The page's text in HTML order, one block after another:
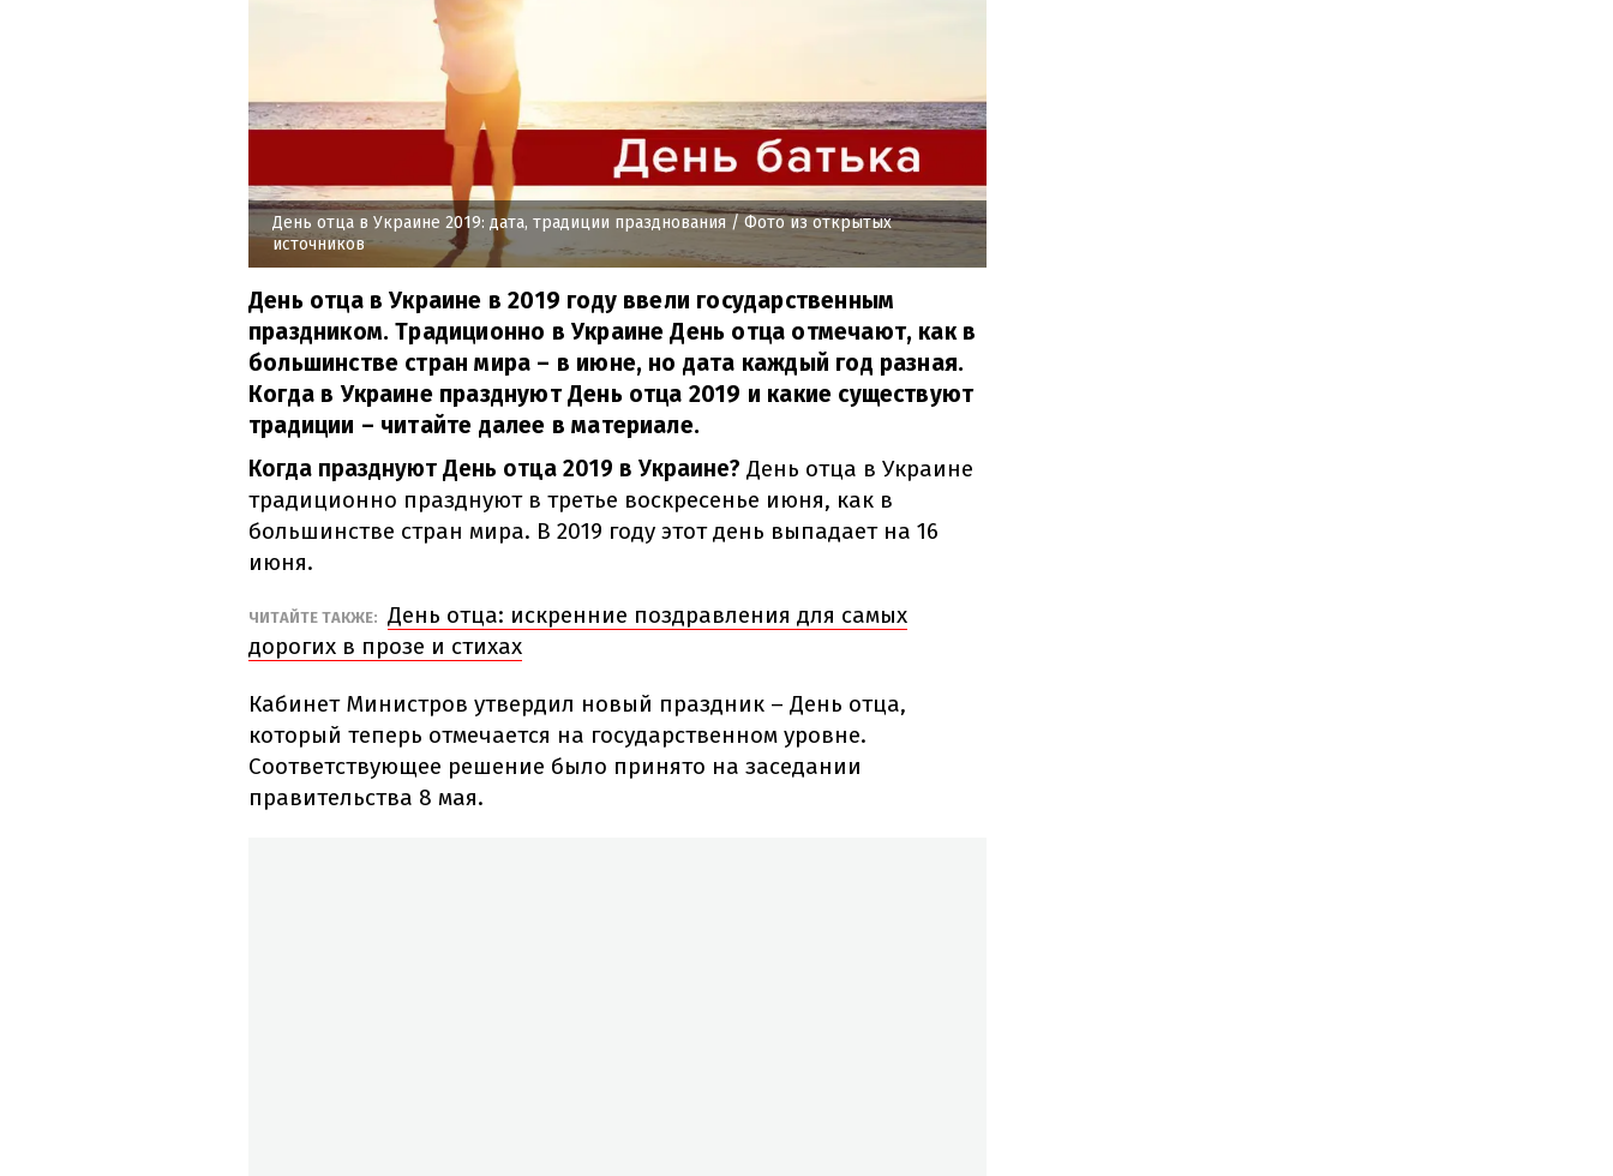
День отца в Украине 2019: дата, традиции празднования / Фото из открытых
источников
День отца в Украине в 2019 году ввели государственным
праздником. Традиционно в Украине День отца отмечают, как в
большинстве стран мира – в июне, но дата каждый год разная.
Когда в Украине празднуют День отца 2019 и какие существуют
традиции – читайте далее в материале.
Когда празднуют День отца 2019 в Украине? День отца в Украине
традиционно празднуют в третье воскресенье июня, как в
большинстве стран мира. В 2019 году этот день выпадает на 16
июня.
ЧИТАЙТЕ ТАКЖЕ: День отца: искренние поздравления для самых
дорогих в прозе и стихах
Кабинет Министров утвердил новый праздник – День отца,
который теперь отмечается на государственном уровне.
Соответствующее решение было принято на заседании
правительства 8 мая.